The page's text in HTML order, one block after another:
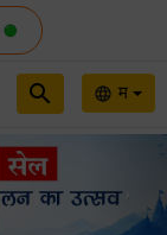
language म
search